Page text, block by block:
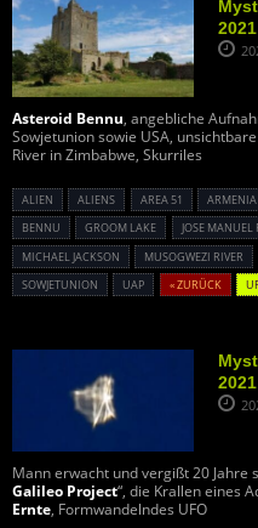
Asteroid Bennu, angebliche
Sowjetunion sowie USA,
River in Zimbabwe, Skurriles
ALIEN ALIENS AREA 51 ARMENIA
BENNU
GROOM LAKE JOSE MANUEL
MICHAEL JACKSON
MUSOGWEZI RIVER
SOWJETUNION
UAP « ZURÜCK
Mann erwacht und vergißt 20 Jahre
Galileo Project“, die Krallen eines
Ernte, Formwandelndes UFO